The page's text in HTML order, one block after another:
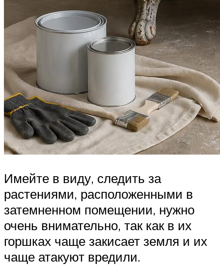
Имейте в виду, следить за
растениями, расположенными в
затемненном помещении, нужно
очень внимательно, так как в их
горшках чаще закисает земля и их
чаще атакуют вредили.